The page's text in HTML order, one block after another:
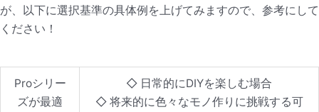
が、以下に選択基準の具体例を上げてみますので、参考にして
ください！
Proシリー
ズが最適
◇ 日常的にDIYを楽しむ場合
◇ 将来的に色々なモノ作りに挑戦する可